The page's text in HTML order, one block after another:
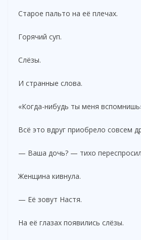
Старое пальто на её плечах.
Горячий суп.
Слёзы.
И странные слова.
«Когда-нибудь ты меня
Всё это вдруг приобрело совсем
— Ваша дочь? — тихо
Женщина кивнула.
— Её зовут Настя.
На её глазах появились слёзы.